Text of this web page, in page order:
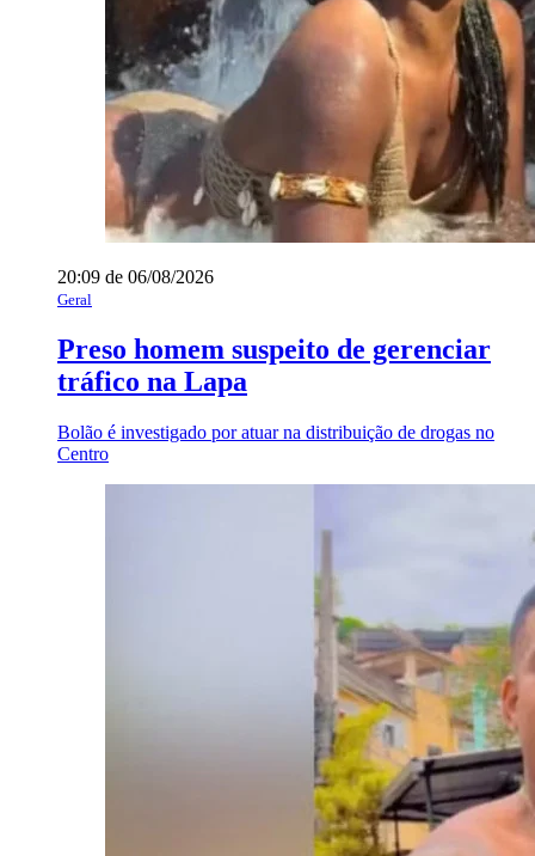
20:09 de 06/08/2026
Geral
Preso homem suspeito de gerenciar
tráfico na Lapa
Bolão é investigado por atuar na distribuição de drogas no
Centro